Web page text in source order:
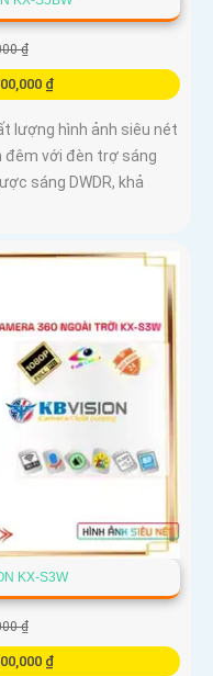
₫
₫
lượng hình ảnh siêu nét
đêm với đèn trợ sáng
sáng DWDR, khả
KX-S3W
₫
₫